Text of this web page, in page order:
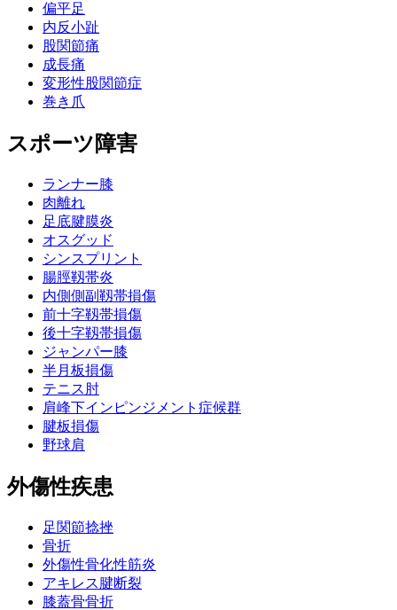
偏平足
内反小趾
股関節痛
成長痛
変形性股関節症
巻き爪
スポーツ障害
ランナー膝
肉離れ
足底腱膜炎
オスグッド
シンスプリント
腸脛靱帯炎
内側側副靱帯損傷
前十字靱帯損傷
後十字靱帯損傷
ジャンパー膝
半月板損傷
テニス肘
肩峰下インピンジメント症候群
腱板損傷
野球肩
外傷性疾患
足関節捻挫
骨折
外傷性骨化性筋炎
アキレス腱断裂
膝蓋骨骨折